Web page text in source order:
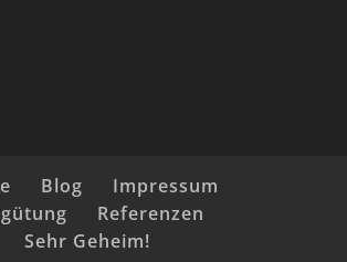
Blog
Impressum
Referenzen
Sehr Geheim!